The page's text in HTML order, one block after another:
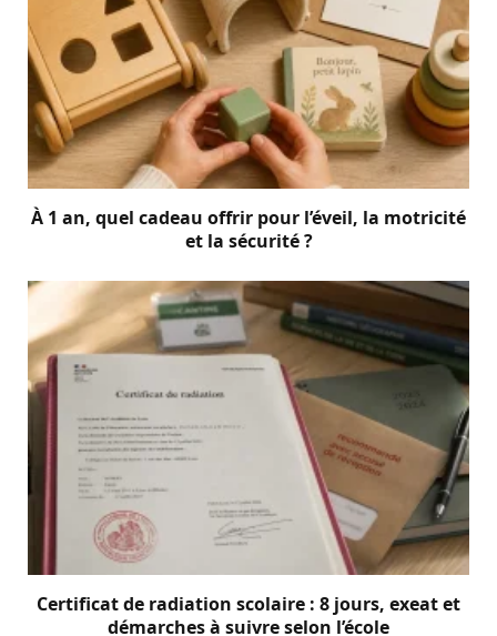
À 1 an, quel cadeau offrir pour l’éveil, la motricité
et la sécurité ?
Certificat de radiation scolaire : 8 jours, exeat et
démarches à suivre selon l’école